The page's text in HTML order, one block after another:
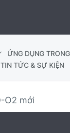
ỨNG DỤNG
TIN TỨC & SỰ KIỆN
O2 mới